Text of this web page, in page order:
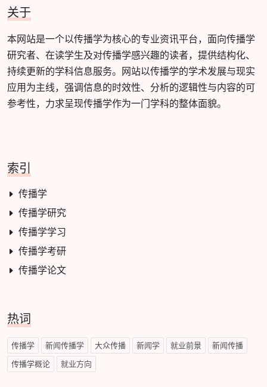
关于
本网站是一个以传播学为核心的专业资讯平台，面向传播学
研究者、在读学生及对传播学感兴趣的读者，提供结构化、
持续更新的学科信息服务。网站以传播学的学术发展与现实
应用为主线，强调信息的时效性、分析的逻辑性与内容的可
参考性，力求呈现传播学作为一门学科的整体面貌。
索引
传播学
传播学研究
传播学学习
传播学考研
传播学论文
热词
传播学 新闻传播学 大众传播 新闻学 就业前景 新闻传播
传播学概论 就业方向